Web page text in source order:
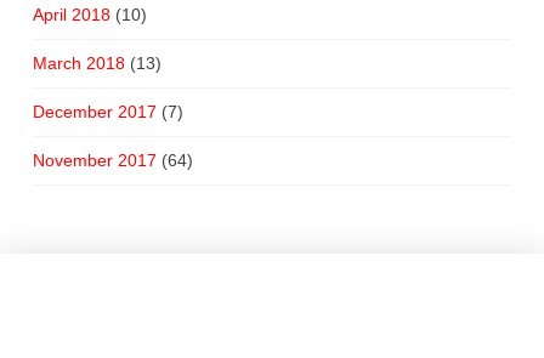
April 2018(10)
March 2018(13)
December 2017 (7)
November 2017 (64)